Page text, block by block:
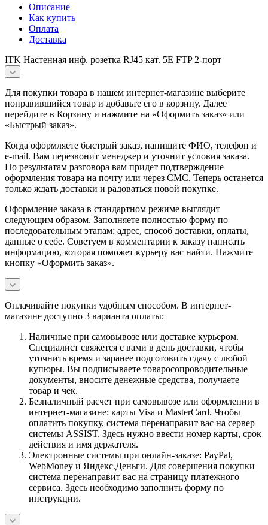
Описание
Как купить
Оплата
Доставка
ITK Настенная инф. розетка RJ45 кат. 5E FTP 2-порт
Для покупки товара в нашем интернет-магазине выберите
понравившийся товар и добавьте его в корзину. Далее
перейдите в Корзину и нажмите на «Оформить заказ» или
«Быстрый заказ».
Когда оформляете быстрый заказ, напишите ФИО, телефон и
e-mail. Вам перезвонит менеджер и уточнит условия заказа.
По результатам разговора вам придет подтверждение
оформления товара на почту или через СМС. Теперь останется
только ждать доставки и радоваться новой покупке.
Оформление заказа в стандартном режиме выглядит
следующим образом. Заполняете полностью форму по
последовательным этапам: адрес, способ доставки, оплаты,
данные о себе. Советуем в комментарии к заказу написать
информацию, которая поможет курьеру вас найти. Нажмите
кнопку «Оформить заказ».
Оплачивайте покупки удобным способом. В интернет-
магазине доступно 3 варианта оплаты:
Наличные при самовывозе или доставке курьером.
Специалист свяжется с вами в день доставки, чтобы
уточнить время и заранее подготовить сдачу с любой
купюры. Вы подписываете товаросопроводительные
документы, вносите денежные средства, получаете
товар и чек.
Безналичный расчет при самовывозе или оформлении в
интернет-магазине: карты Visa и MasterCard. Чтобы
оплатить покупку, система перенаправит вас на сервер
системы ASSIST. Здесь нужно ввести номер карты, срок
действия и имя держателя.
Электронные системы при онлайн-заказе: PayPal,
WebMoney и Яндекс.Деньги. Для совершения покупки
система перенаправит вас на страницу платежного
сервиса. Здесь необходимо заполнить форму по
инструкции.